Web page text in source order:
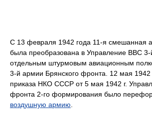
С 13 февраля 1942 года 11-я смешанная
была преобразована в Управление ВВС
отдельным штурмовым авиационным
3-й армии Брянского фронта. 12 мая 1942
приказа НКО СССР от 5 мая 1942 г.
фронта 2-го формирования было
воздушную армию